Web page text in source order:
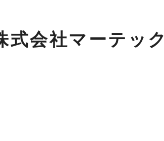
会社マーテック